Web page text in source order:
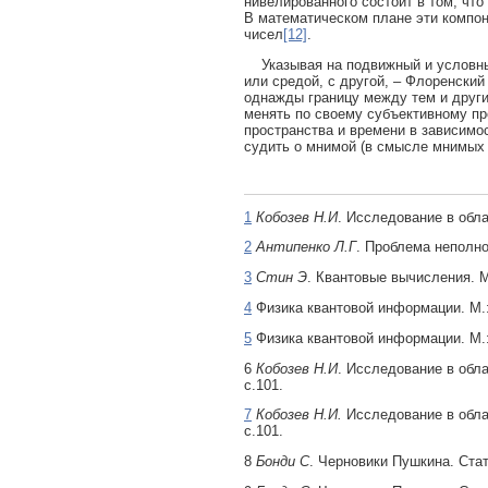
В математическом плане эти
чисел [12] .
Указывая на подвижный и
или средой, с другой, –
однажды границу между тем и
менять по своему субъективному
пространства и времени в
судить о мнимой (в смысле мнимых
1 Кобозев Н.И. Исследование в
2 Антипенко Л.Г. Проблема
3 Стин Э. Квантовые вычисления.
4 Физика квантовой информации.
5 Физика квантовой информации.
6 Кобозев Н.И. Исследование в
с.101.
7 Кобозев Н.И. Исследование в
с.101.
8 Бонди С. Черновики Пушкина.